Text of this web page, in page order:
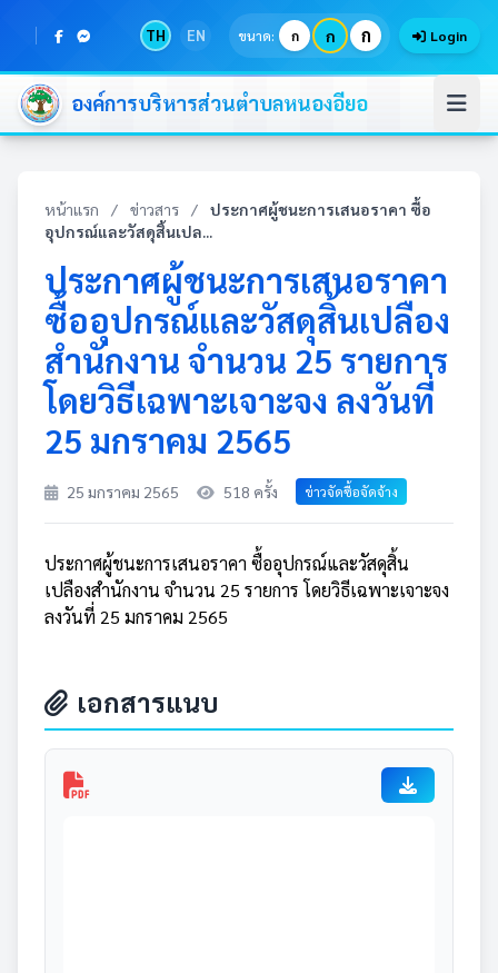
TH EN ขนาด: ก ก ก Login
องค์การบริหารส่วนตำบลหนองอียอ
หน้าแรก / ข่าวสาร /
ประกาศผู้ชนะการเสนอราคา ซื้อ
อุปกรณ์และวัสดุสิ้นเปล...
ประกาศผู้ชนะการเสนอราคา
ซื้ออุปกรณ์และวัสดุสิ้นเปลือง
สำนักงาน จำนวน 25 รายการ
โดยวิธีเฉพาะเจาะจง ลงวันที่
25 มกราคม 2565
25 มกราคม 2565 518 ครั้ง ข่าวจัดซื้อจัดจ้าง
ประกาศผู้ชนะการเสนอราคา ซื้ออุปกรณ์และวัสดุสิ้น
เปลืองสำนักงาน จำนวน 25 รายการ โดยวิธีเฉพาะเจาะจง
ลงวันที่ 25 มกราคม 2565
เอกสารแนบ